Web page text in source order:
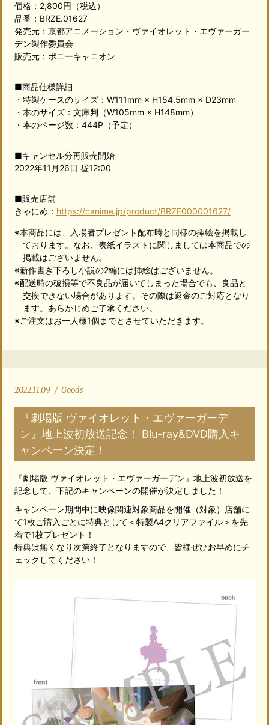
価格：2,800円（税込）
品番：BRZE.01627
発売元：京都アニメーション・ヴァイオレット・エヴァーガー
デン製作委員会
販売元：ポニーキャニオン
■商品仕様詳細
・特製ケースのサイズ：W111mm × H154.5mm × D23mm
・本のサイズ：文庫判（W105mm × H148mm）
・本のページ数：444P（予定）
■キャンセル分再販売開始
2022年11月26日 昼12:00
■販売店舗
きゃにめ： https://canime.jp/product/BRZE000001627/
※本商品には、入場者プレゼント配布時と同様の挿絵を掲載し
ております。なお、表紙イラストに関しましては本商品での
掲載はございません。
※新作書き下ろし小説の2編には挿絵はございません。
※配送時の破損等で不良品が届いてしまった場合でも、良品と
交換できない場合があります。その際は返金のご対応となり
ます。あらかじめご了承ください。
※ご注文はお一人様1個までとさせていただきます。
2022.11.09 / Goods
『劇場版 ヴァイオレット・エヴァーガーデ
ン』地上波初放送記念！ Blu-ray&DVD購入キ
ャンペーン決定！
『劇場版 ヴァイオレット・エヴァーガーデン』地上波初放送を
記念して、下記のキャンペーンの開催が決定しました！
キャンペーン期間中に映像関連対象商品を開催（対象）店舗に
て1枚ご購入ごとに特典として＜特製A4クリアファイル＞を先
着で1枚プレゼント！
特典は無くなり次第終了となりますので、皆様ぜひお早めにチ
ェックしてください！